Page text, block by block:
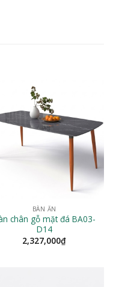
BÀN ĂN
chân gỗ mặt đá BA03-
D14
2,327,000₫